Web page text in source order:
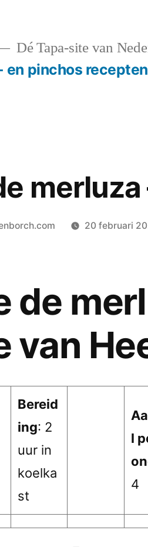
Dé Tapa-site van
en pinchos recepten
20 februari
de
van
Bereid
ing: 2
uur in
koelka
st
l
4